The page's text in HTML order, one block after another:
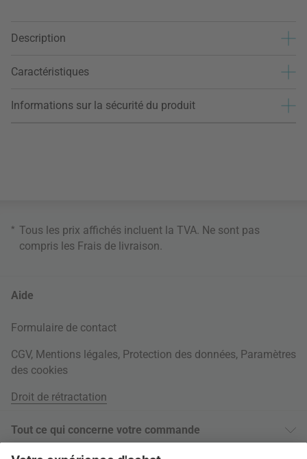
Description
Caractéristiques
Informations sur la sécurité du produit
* Tous les prix affichés incluent la TVA. Ne sont pas
compris les Frais de livraison
Aide
Formulaire de contact
CGV, Mentions légales, Protection des données, Paramètres
des cookies
Droit de rétractation
Tout ce qui concerne votre commande